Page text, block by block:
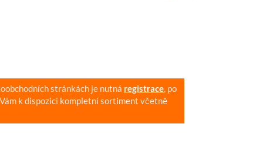
stránkách je nutná registrace, po
k dispozici kompletní sortiment včetně